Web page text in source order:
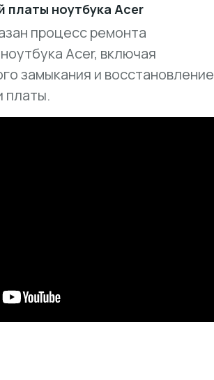
платы ноутбука Acer
процесс ремонта
Acer, включая
замыкания и восстановление
платы.